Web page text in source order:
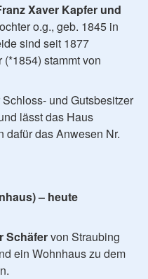
Xaver Kapfer und
o.g., geb. 1845 in
sind seit 1877
stammt von
und Gutsbesitzer
lässt das Haus
dafür das Anwesen Nr.
– heute
Schäfervon Straubing
ein Wohnhaus zu dem